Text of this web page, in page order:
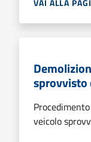
sprovvisto
veicolo